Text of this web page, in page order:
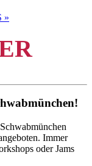
»
Immer
oder Jams